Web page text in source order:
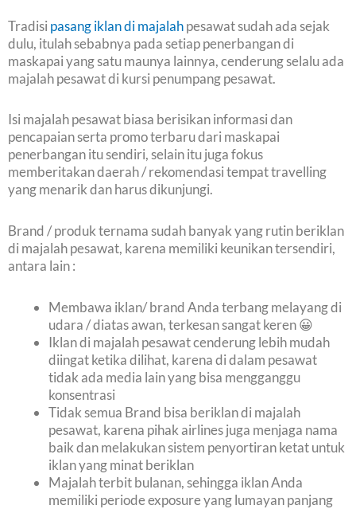
Tradisi pasang iklan di majalahpesawat sudah ada sejak
dulu, itulah sebabnya pada setiap penerbangan di
maskapai yang satu maunya lainnya, cenderung selalu ada
majalah pesawat di kursi penumpang pesawat.
Isi majalah pesawat biasa berisikan informasi dan
pencapaian serta promo terbaru dari maskapai
penerbangan itu sendiri, selain itu juga fokus
memberitakan daerah / rekomendasi tempat travelling
yang menarik dan harus dikunjungi.
Brand / produk ternama sudah banyak yang rutin beriklan
di majalah pesawat, karena memiliki keunikan tersendiri,
antara lain :
Membawa iklan/ brand Anda terbang melayang di
udara / diatas awan, terkesan sangat keren 😀
Iklan di majalah pesawat cenderung lebih mudah
diingat ketika dilihat, karena di dalam pesawat
tidak ada media lain yang bisa mengganggu
konsentrasi
Tidak semua Brand bisa beriklan di majalah
pesawat, karena pihak airlines juga menjaga nama
baik dan melakukan sistem penyortiran ketat untuk
iklan yang minat beriklan
Majalah terbit bulanan, sehingga iklan Anda
memiliki periode exposure yang lumayan panjang